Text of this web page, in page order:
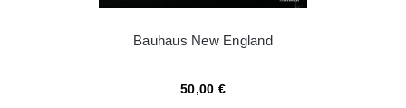
Bauhaus New England
50,00 €